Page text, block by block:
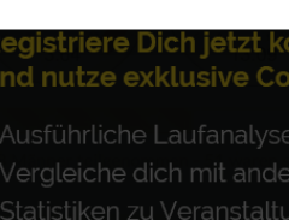
zur Auswahl von
Auswahl personalisierter Werbung